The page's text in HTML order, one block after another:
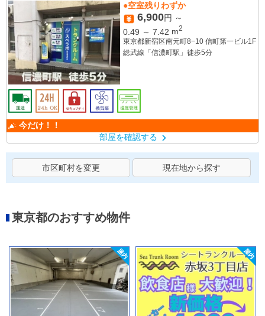
●空室残りわずか
6,900円 ～
0.49 ～ 7.42 m2
東京都新宿区南元町8−10 信町第一ビル1F
総武線「信濃町駅」徒歩5分
今だけ！！
部屋を確認する
市区町村を変更 現在地から探す
東京都のおすすめ物件